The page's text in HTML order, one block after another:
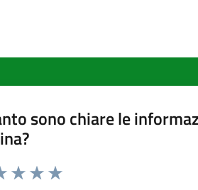
sono chiare le